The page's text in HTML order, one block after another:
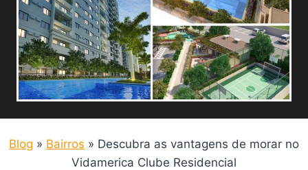
Blog » Bairros » Descubra as vantagens de morar no
Vidamerica Clube Residencial